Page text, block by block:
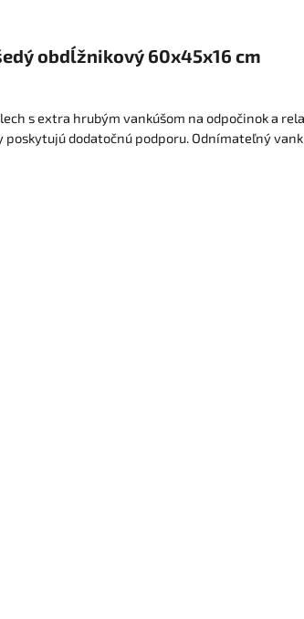
obdĺžnikový 60x45x16 cm
s extra hrubým vankúšom na odpočinok a
poskytujú dodatočnú podporu. Odnímateľný